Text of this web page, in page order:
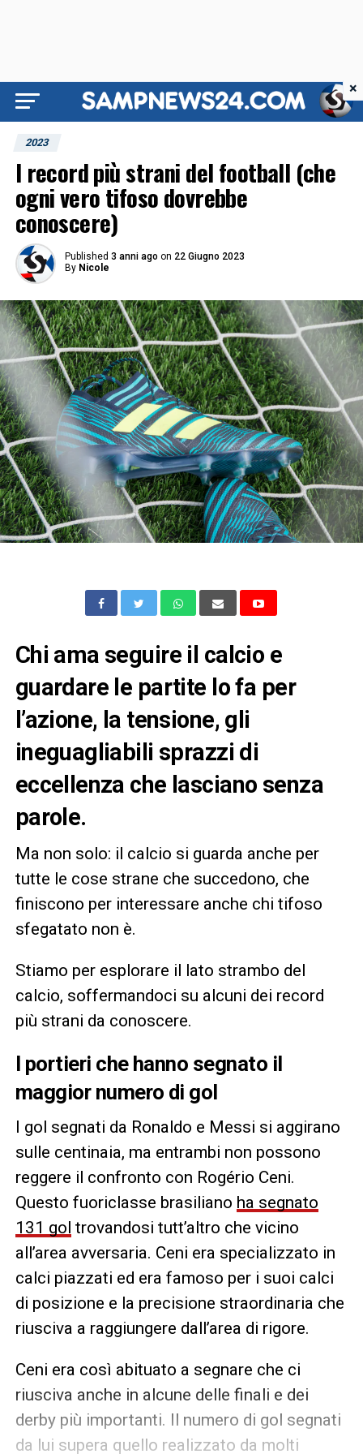
2023
I record più strani del football (che
ogni vero tifoso dovrebbe
conoscere)
Published 3 anni ago on 22 Giugno 2023
By Nicole
Chi ama seguire il calcio e
guardare le partite lo fa per
l’azione, la tensione, gli
ineguagliabili sprazzi di
eccellenza che lasciano senza
parole.
Ma non solo: il calcio si guarda anche per
tutte le cose strane che succedono, che
finiscono per interessare anche chi tifoso
sfegatato non è.
Stiamo per esplorare il lato strambo del
calcio, soffermandoci su alcuni dei record
più strani da conoscere.
I portieri che hanno segnato il
maggior numero di gol
I gol segnati da Ronaldo e Messi si aggirano
sulle centinaia, ma entrambi non possono
reggere il confronto con Rogério Ceni.
Questo fuoriclasse brasiliano ha segnato
131 gol trovandosi tutt’altro che vicino
all’area avversaria. Ceni era specializzato in
calci piazzati ed era famoso per i suoi calci
di posizione e la precisione straordinaria che
riusciva a raggiungere dall’area di rigore.
Ceni era così abituato a segnare che ci
riusciva anche in alcune delle finali e dei
derby più importanti. Il numero di gol segnati
da lui supera quello realizzato da molti
×